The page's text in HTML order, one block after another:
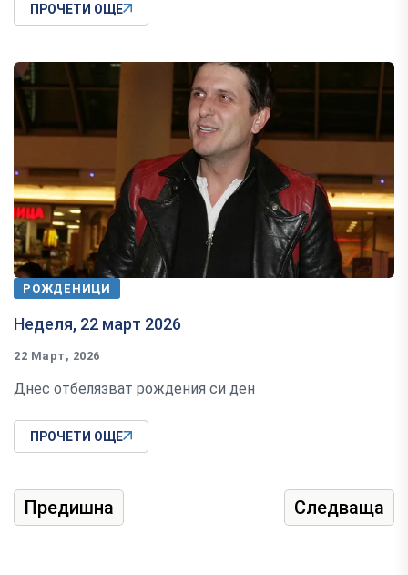
ПРОЧЕТИ ОЩЕ
РОЖДЕНИЦИ
Неделя, 22 март 2026
22 Март, 2026
Днес отбелязват рождения си ден
ПРОЧЕТИ ОЩЕ
Предишна Следваща